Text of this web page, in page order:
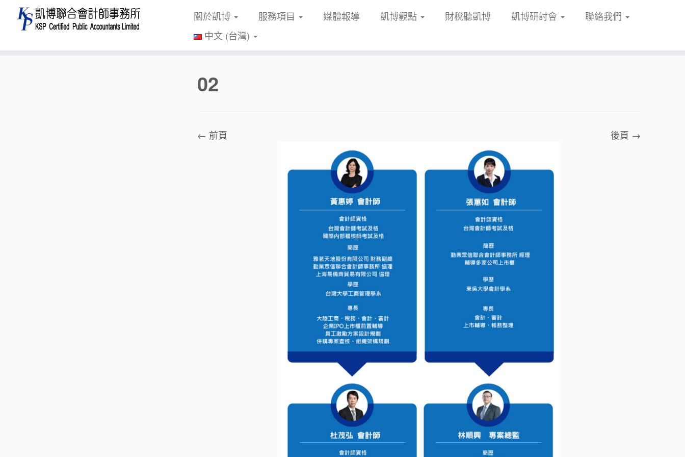
關於凱博 服務項目 媒體報導 凱博觀點 財稅聽凱博 凱博研討會
聯絡我們
中文 (台灣)
02
← 前頁 後頁 →